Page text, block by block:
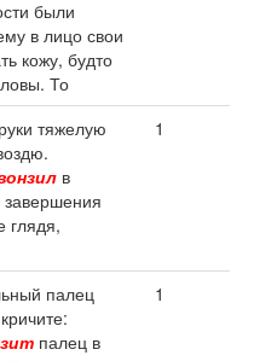
были
в лицо свои
кожу, будто
То
тяжелую
в
глядя,
1
палец
палец в
1